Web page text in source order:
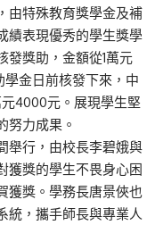
由特殊教育獎學金及補
績表現優秀的學生獎學
發獎助，金額從1萬元
學金日前核發下來，中
4000元。展現學生堅
努力成果。
舉行，由校長李碧娥與
獲獎的學生不畏身心困
獲獎。學務長唐景俠也
統，攜手師長與專業人